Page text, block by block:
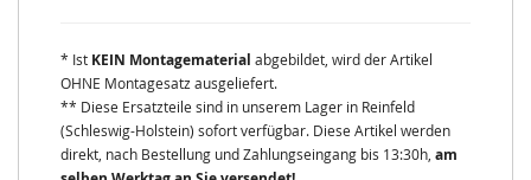
* Ist KEIN Montagematerial abgebildet, wird der Artikel
OHNE Montagesatz ausgeliefert.
** Diese Ersatzteile sind in unserem Lager in Reinfeld
(Schleswig-Holstein) sofort verfügbar. Diese Artikel werden
direkt, nach Bestellung und Zahlungseingang bis 13:30h, am